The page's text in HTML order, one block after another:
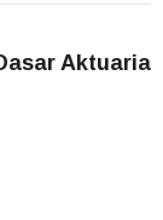
Aktuaria